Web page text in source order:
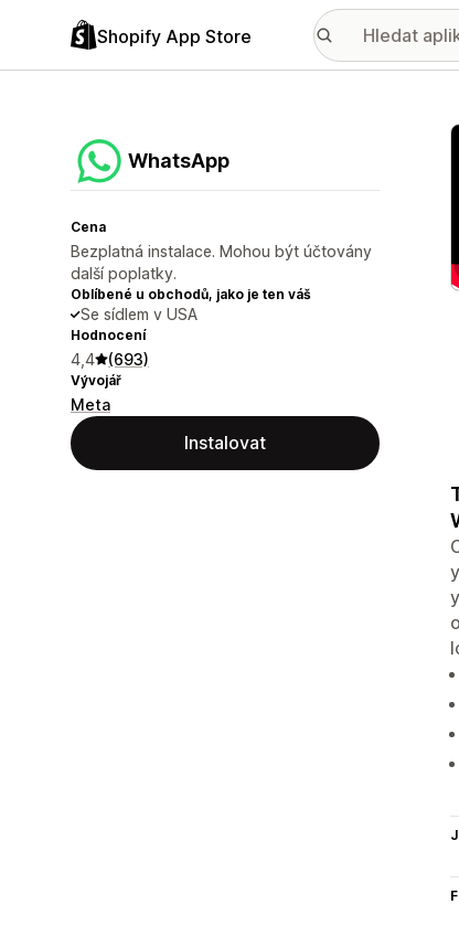
Shopify App Store
WhatsApp
Cena
Bezplatná instalace. Mohou být účtovány
další poplatky.
Oblíbené u obchodů, jako je ten váš
Se sídlem v USA
Hodnocení
4,4 (693)
Vývojář
Meta
Instalovat